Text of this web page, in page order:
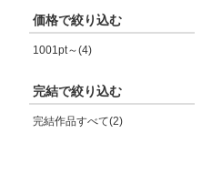
価格で絞り込む
1001pt～(4)
完結で絞り込む
完結作品すべて(2)